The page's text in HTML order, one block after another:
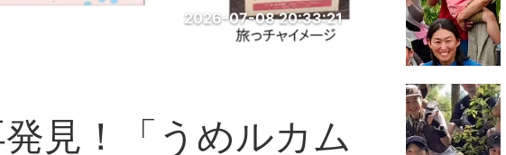
2026-07-08 20:33:21
見！「うめルカム